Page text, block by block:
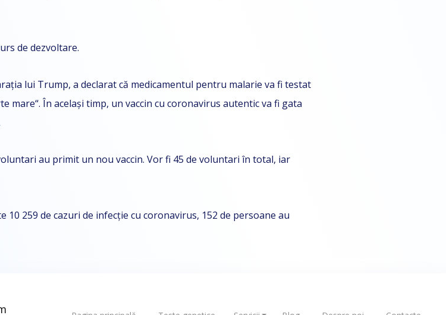
de dezvoltare.
lui Trump, a declarat că medicamentul pentru malarie va fi testat
mare“. În același timp, un vaccin cu coronavirus autentic va fi gata
au primit un nou vaccin. Vor fi 45 de voluntari în total, iar
259 de cazuri de infecție cu coronavirus, 152 de persoane au